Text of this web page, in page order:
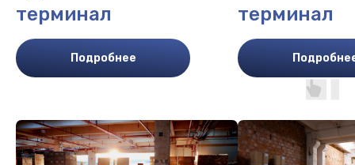
терминал
Подробнее
терминал